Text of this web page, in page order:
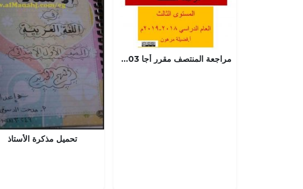
مراجعة المنتصف مقرر أجا 103 (المواد الاجتماعية) مرحلة ثانوية
تحميل مذكرة الأستاذ